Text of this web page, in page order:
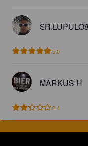
5.0
MARKUS H
2.4